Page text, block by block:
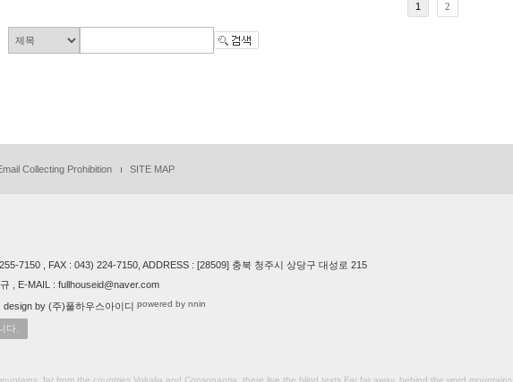
1 2
Collecting Prohibition SITE MAP
7150 , FAX : 043) 224-7150, ADDRESS : [28509] 충북 청주시 상당구 대성로 215
, E-MAIL : fullhouseid@naver.com
by (주)풀하우스아이디 powered by nnin
다.